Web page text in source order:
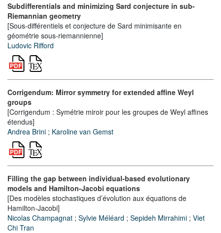
Subdifferentials and minimizing Sard conjecture in sub-
Riemannian geometry
[Sous-différentiels et conjecture de Sard minimisante en
géométrie sous-riemannienne]
Ludovic Rifford
Corrigendum: Mirror symmetry for extended affine Weyl
groups
[Corrigendum : Symétrie miroir pour les groupes de Weyl affines
étendus]
Andrea Brini ; Karoline van Gemst
Filling the gap between individual-based evolutionary
models and Hamilton-Jacobi equations
[Des modèles stochastiques d’évolution aux équations de
Hamilton-Jacobi]
Nicolas Champagnat ; Sylvie Méléard ; Sepideh Mirrahimi ; Viet
Chi Tran